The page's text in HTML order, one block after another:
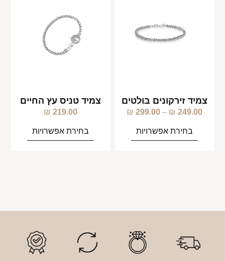
צמיד זירקונים בולטים
249.00
₪
–
299.00
₪
בחירת אפשרויות
צמיד טניס עץ החיים
219.00
₪
בחירת אפשרויות